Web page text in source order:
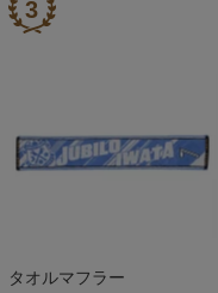
タオルマフラー